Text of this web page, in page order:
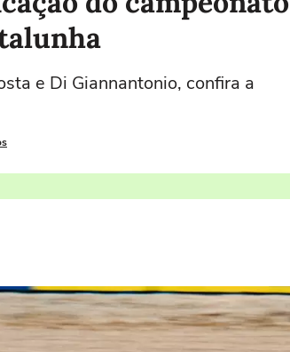
e Di Giannantonio, confira a